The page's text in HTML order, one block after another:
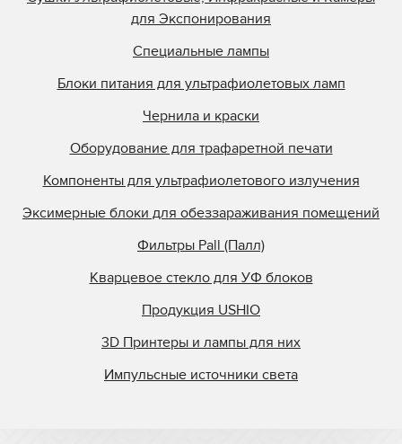
для Экспонирования
Специальные лампы
Блоки питания для ультрафиолетовых ламп
Чернила и краски
Оборудование для трафаретной печати
Компоненты для ультрафиолетового излучения
Эксимерные блоки для обеззараживания помещений
Фильтры Pall (Палл)
Кварцевое стекло для УФ блоков
Продукция USHIO
3D Принтеры и лампы для них
Импульсные источники света